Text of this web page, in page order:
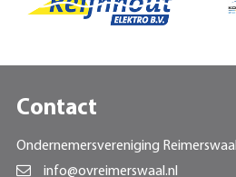
Contact
Ondernemersvereniging Reimerswaal
info@ovreimerswaal.nl